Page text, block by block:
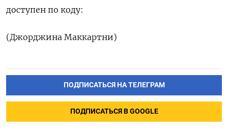
доступен по коду:
(Джорджина Маккартни)
ПОДПИСАТЬСЯ НА ТЕЛЕГРАМ
ПОДПИСАТЬСЯ В GOOGLE